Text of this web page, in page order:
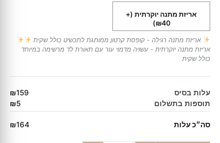
אריזת מתנה יוקרתית (+
₪40)
אריזת מתנה רגילה - קופסת קרטון ממותגת לתכשיט כולל שקית
אריזת מתנה יוקרתית - עשויה מדמוי עור עם תאורת לד מרשימה במיוחד
כולל שקית
עלות בסיס
₪159
תוספות בתשלום
₪5
סה״כ עלות ₪164